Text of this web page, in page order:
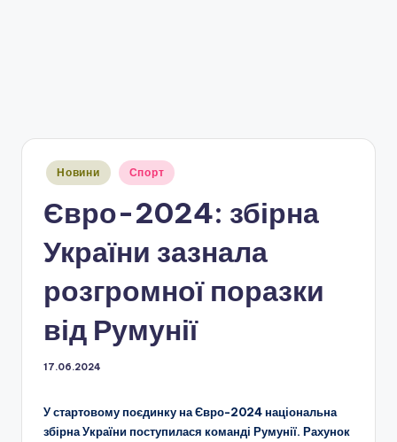
Опубліковано
Новини Спорт
Євро-2024: збірна
України зазнала
розгромної поразки
від Румунії
17.06.2024
У стартовому поєдинку на Євро-2024 національна
збірна України поступилася команді Румунії. Рахунок